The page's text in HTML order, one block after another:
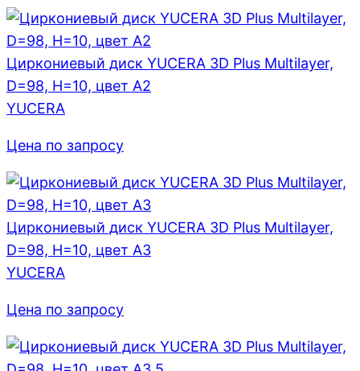
Циркониевый диск YUCERA 3D Plus Multilayer,
D=98, H=10, цвет A2
YUCERA
Цена по запросу
Циркониевый диск YUCERA 3D Plus Multilayer,
D=98, H=10, цвет A3
YUCERA
Цена по запросу